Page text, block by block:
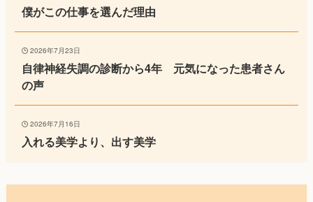
僕がこの仕事を選んだ理由
2026年7月23日
自律神経失調の診断から4年 元気になった患者さん
の声
2026年7月16日
入れる美学より、出す美学